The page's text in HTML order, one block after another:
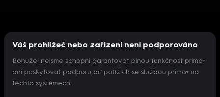
Nepodařilo se inicializovat přehrávač
Váš prohlížeč nebo zařízení není podporováno
Bohužel nejsme schopni garantovat plnou funkčnost prima+
ani poskytovat podporu při potížích se službou prima+ na
těchto systémech.